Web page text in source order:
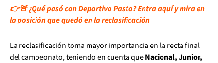
👉🚨 ¿Qué pasó con Deportivo Pasto? Entra aquí y mira en
la posición que quedó en la reclasificación
La reclasificación toma mayor importancia en la recta final
del campeonato, teniendo en cuenta queNacional, Junior,